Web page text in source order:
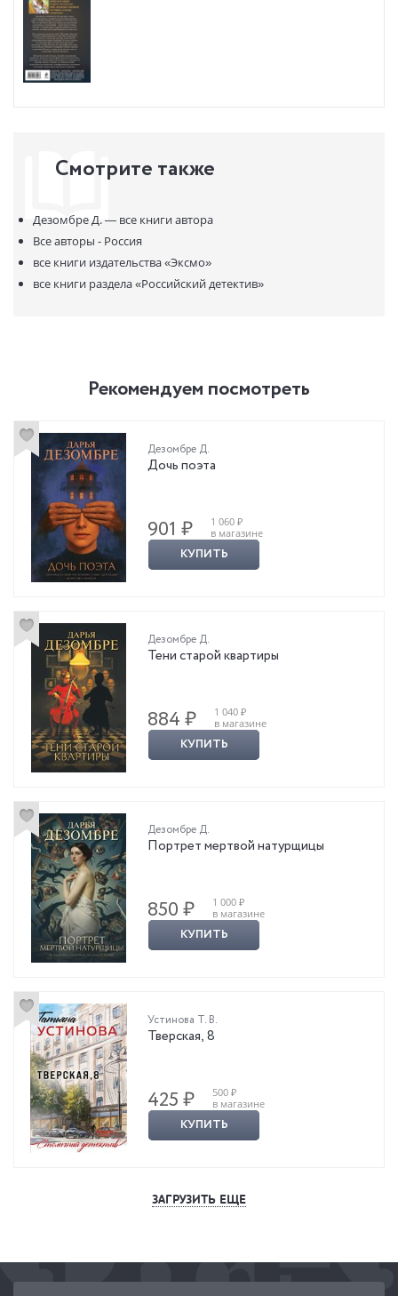
жестокий убийца вытаскивает на поверхность древние пороки
столицы, ее страшные тайны и мистическую символику,
зашифрованную в хаотичном сплетении старых улиц, переулков
и площадей...
УСТАНОВЛЕННУЮ ЗАКОНОДАТЕЛЬСТВОМ ОТВЕТСТВЕННОСТЬ.
Смотрите также
Дезомбре Д. — все книги автора
Все авторы - Россия
все книги издательства«Эксмо»
все книги раздела«Российский детектив»
Рекомендуем посмотреть
Дезомбре Д.
Дочь поэта
901 ₽
1 060 ₽
в магазине
КУПИТЬ
Дезомбре Д.
Тени старой квартиры
884 ₽
1 040 ₽
в магазине
КУПИТЬ
Дезомбре Д.
Портрет мертвой натурщицы
850 ₽
1 000 ₽
в магазине
КУПИТЬ
Устинова Т. В.
Тверская, 8
425 ₽
500 ₽
в магазине
КУПИТЬ
ЗАГРУЗИТЬ ЕЩЕ